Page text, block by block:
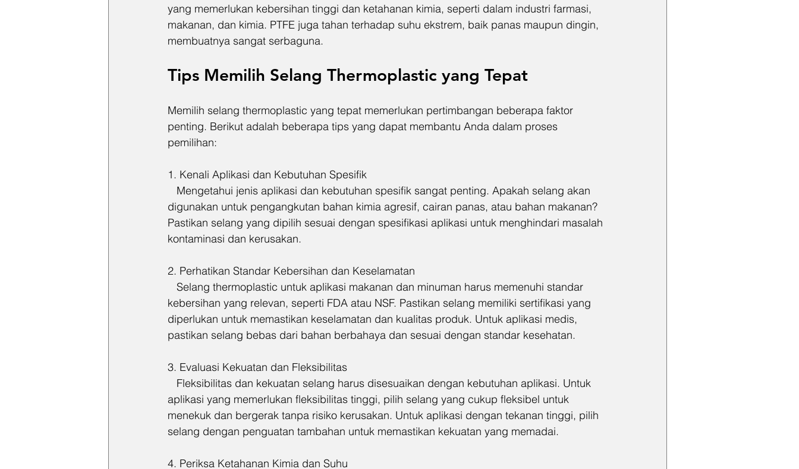
yang memerlukan kebersihan tinggi dan ketahanan kimia, seperti dalam industri farmasi,
makanan, dan kimia. PTFE juga tahan terhadap suhu ekstrem, baik panas maupun dingin,
membuatnya sangat serbaguna.
Tips Memilih Selang Thermoplastic yang Tepat
Memilih selang thermoplastic yang tepat memerlukan pertimbangan beberapa faktor
penting. Berikut adalah beberapa tips yang dapat membantu Anda dalam proses
pemilihan:
1. Kenali Aplikasi dan Kebutuhan Spesifik
Mengetahui jenis aplikasi dan kebutuhan spesifik sangat penting. Apakah selang akan
digunakan untuk pengangkutan bahan kimia agresif, cairan panas, atau bahan makanan?
Pastikan selang yang dipilih sesuai dengan spesifikasi aplikasi untuk menghindari masalah
kontaminasi dan kerusakan.
2. Perhatikan Standar Kebersihan dan Keselamatan
Selang thermoplastic untuk aplikasi makanan dan minuman harus memenuhi standar
kebersihan yang relevan, seperti FDA atau NSF. Pastikan selang memiliki sertifikasi yang
diperlukan untuk memastikan keselamatan dan kualitas produk. Untuk aplikasi medis,
pastikan selang bebas dari bahan berbahaya dan sesuai dengan standar kesehatan.
3. Evaluasi Kekuatan dan Fleksibilitas
Fleksibilitas dan kekuatan selang harus disesuaikan dengan kebutuhan aplikasi. Untuk
aplikasi yang memerlukan fleksibilitas tinggi, pilih selang yang cukup fleksibel untuk
menekuk dan bergerak tanpa risiko kerusakan. Untuk aplikasi dengan tekanan tinggi, pilih
selang dengan penguatan tambahan untuk memastikan kekuatan yang memadai.
4. Periksa Ketahanan Kimia dan Suhu